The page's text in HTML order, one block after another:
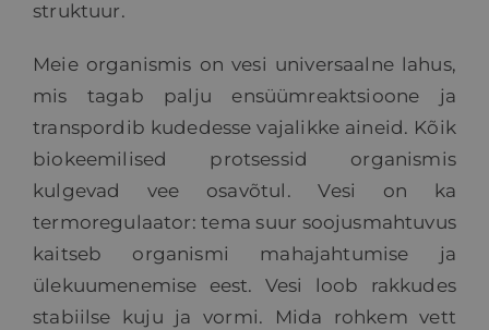
struktuur.
Meie organismis on vesi universaalne lahus,
mis tagab palju ensüümreaktsioone ja
transpordib kudedesse vajalikke aineid. Kõik
biokeemilised protsessid organismis
kulgevad vee osavõtul. Vesi on ka
termoregulaator: tema suur soojusmahtuvus
kaitseb organismi mahajahtumise ja
ülekuumenemise eest. Vesi loob rakkudes
stabiilse kuju ja vormi. Mida rohkem vett